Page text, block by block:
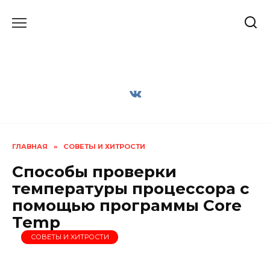
ГЛАВНАЯ » СОВЕТЫ И ХИТРОСТИ
Способы проверки
температуры процессора с
помощью программы Core
Temp
СОВЕТЫ И ХИТРОСТИ